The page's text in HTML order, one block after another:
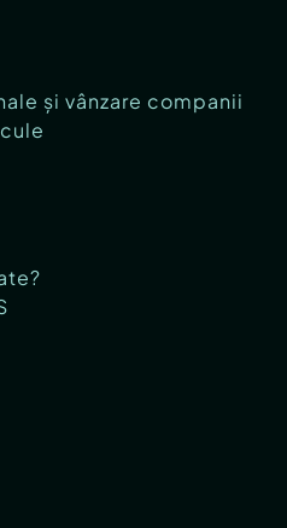
și vânzare companii